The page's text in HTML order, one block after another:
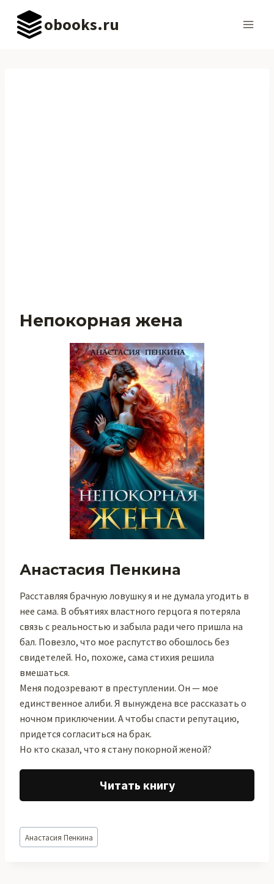
Перейти
содержимому
obooks.ru
Непокорная жена
Анастасия Пенкина
Расставляя брачную ловушку я и не думала угодить в
нее сама. В объятиях властного герцога я потеряла
связь с реальностью и забыла ради чего пришла на
бал. Повезло, что мое распутство обошлось без
свидетелей. Но, похоже, сама стихия решила
вмешаться.
Меня подозревают в преступлении. Он — мое
единственное алиби. Я вынуждена все рассказать о
ночном приключении. А чтобы спасти репутацию,
придется согласиться на брак.
Но кто сказал, что я стану покорной женой?
Читать книгу
Метки
записи:
Анастасия Пенкина